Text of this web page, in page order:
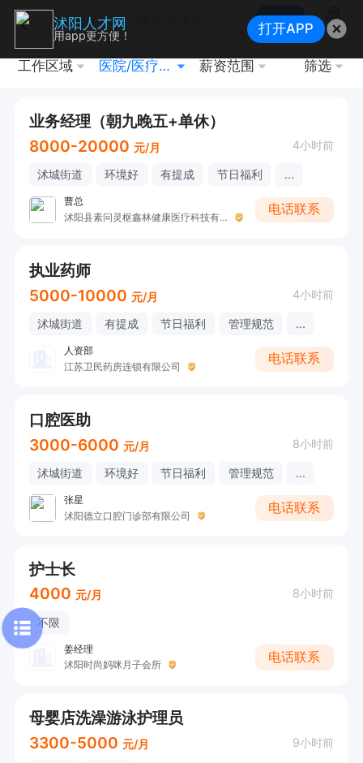
搜索
地图
工作区域 医院/医疗/康复 薪资范围 筛选
业务经理（朝九晚五+单休）
8000-20000 元/月 4小时前
沭城街道 环境好 有提成 节日福利 ...
曹总
沭阳县素问灵枢鑫林健康医疗科技有限公司
电话联系
执业药师
5000-10000 元/月 4小时前
沭城街道 有提成 节日福利 管理规范 ...
人资部
江苏卫民药房连锁有限公司
电话联系
口腔医助
3000-6000 元/月 8小时前
沭城街道 环境好 节日福利 管理规范 ...
张星
沭阳德立口腔门诊部有限公司
电话联系
护士长
4000 元/月 8小时前
不限
姜经理
沭阳时尚妈咪月子会所
电话联系
母婴店洗澡游泳护理员
3300-5000 元/月 9小时前
沭阳人才网
用app更方便！ 打开APP